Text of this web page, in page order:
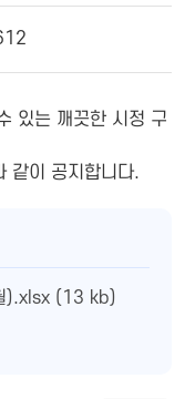
있는 깨끗한 시정 구
같이 공지합니다.
).xlsx (13 kb)